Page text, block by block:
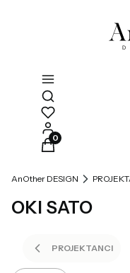
Otwórz
Produkty w
AnOther DESIGN
OKI SATO
PROJEKTANCI